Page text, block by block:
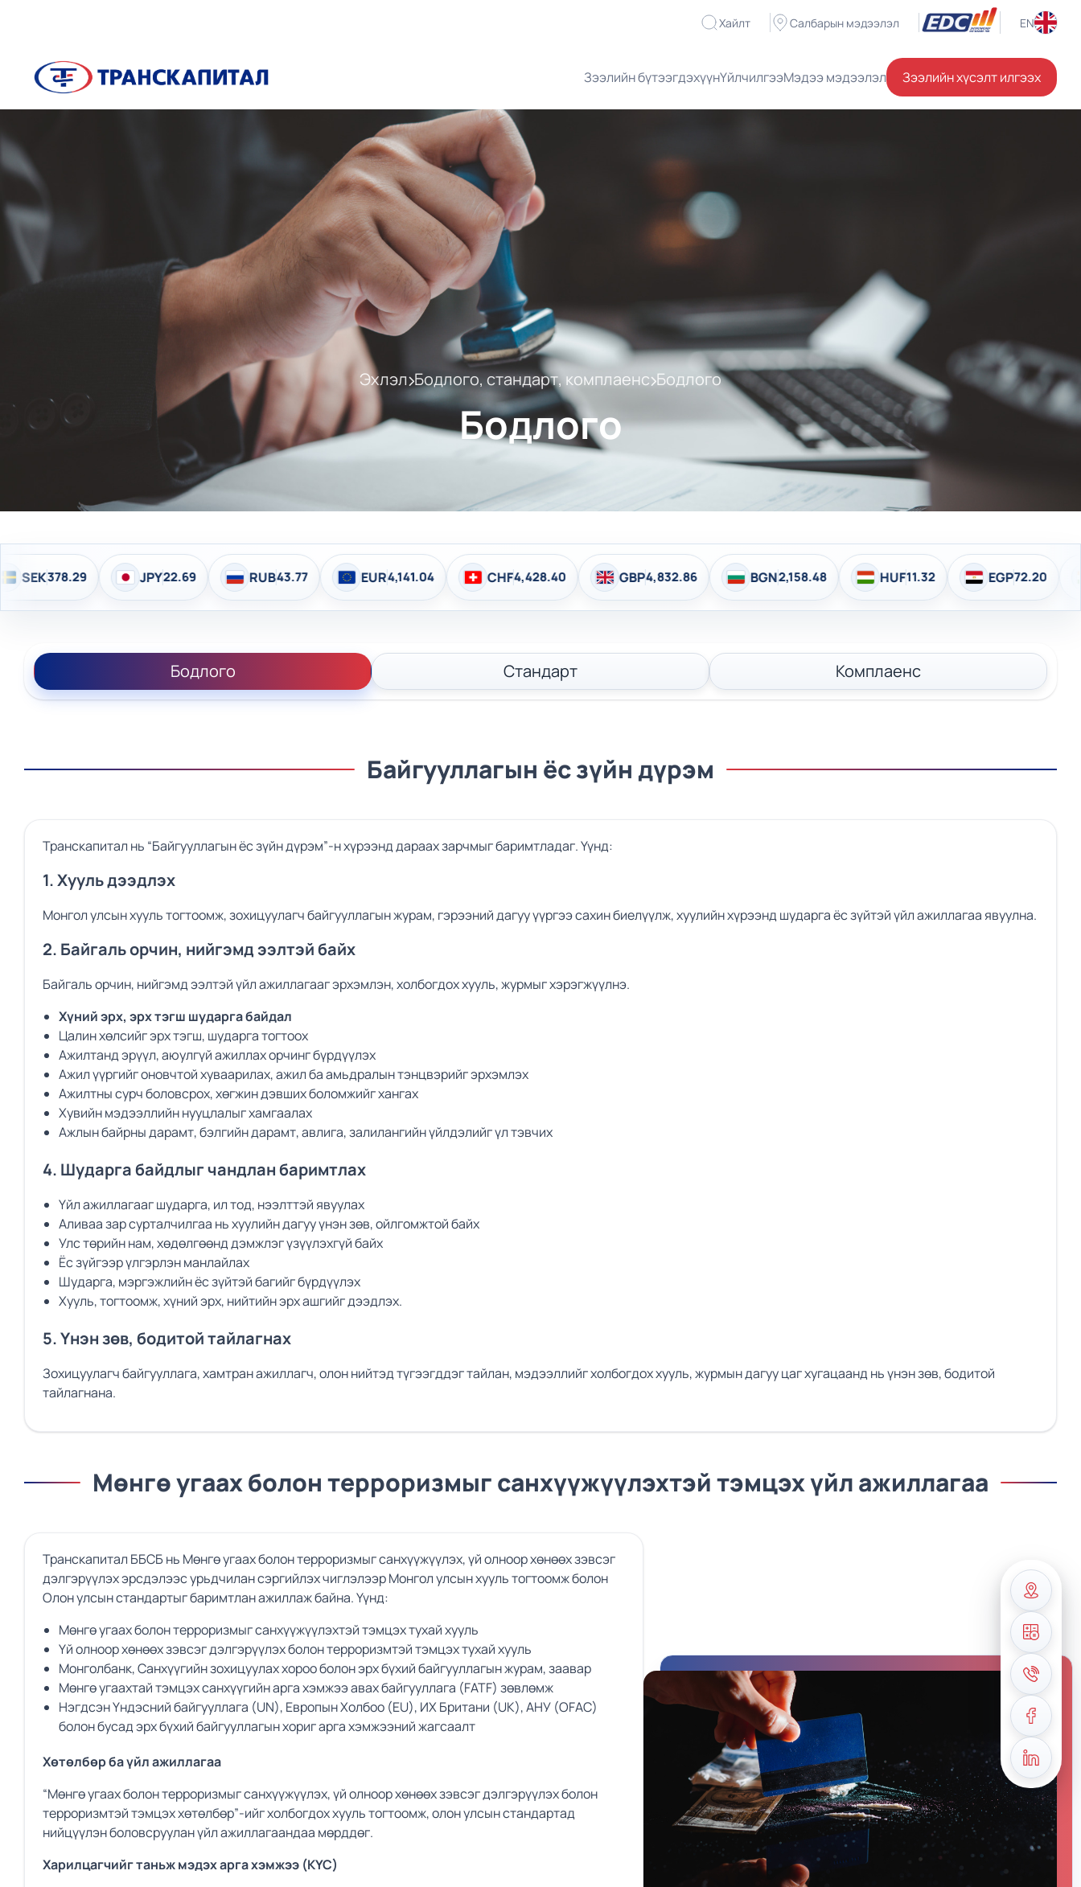
Хайлт Салбарын мэдээлэл EN
Зээлийн бүтээгдэхүүнҮйлчилгээМэдээ мэдээлэл Зээлийн хүсэлт илгээх
Эхлэл Бодлого, стандарт, комплаенс Бодлого
Бодлого
JPY22.69 RUB43.77 EUR4,141.04 CHF4,428.40 GBP4,832.86 BGN2,158.48 HUF11.32 EGP72.20 INR37.73
Бодлого Стандарт Комплаенс
Байгууллагын ёс зүйн дүрэм
Транскапитал нь “Байгууллагын ёс зүйн дүрэм”-н хүрээнд дараах зарчмыг баримтладаг. Үүнд:
1. Хууль дээдлэх
Монгол улсын хууль тогтоомж, зохицуулагч байгууллагын журам, гэрээний дагуу үүргээ сахин биелүүлж, хуулийн хүрээнд шударга ёс зүйтэй үйл ажиллагаа явуулна.
2. Байгаль орчин, нийгэмд ээлтэй байх
Байгаль орчин, нийгэмд ээлтэй үйл ажиллагааг эрхэмлэн, холбогдох хууль, журмыг хэрэгжүүлнэ.
Хүний эрх, эрх тэгш шударга байдал
Цалин хөлсийг эрх тэгш, шударга тогтоох
Ажилтанд эрүүл, аюулгүй ажиллах орчинг бүрдүүлэх
Ажил үүргийг оновчтой хуваарилах, ажил ба амьдралын тэнцвэрийг эрхэмлэх
Ажилтны сурч боловсрох, хөгжин дэвших боломжийг хангах
Хувийн мэдээллийн нууцлалыг хамгаалах
Ажлын байрны дарамт, бэлгийн дарамт, авлига, залилангийн үйлдэлийг үл тэвчих
4. Шударгабайдлыгчандлан баримтлах
Үйл ажиллагааг шударга, ил тод, нээлттэй явуулах
Аливаа зар сурталчилгаа нь хуулийн дагуу үнэн зөв, ойлгомжтой байх
Улс төрийн нам, хөдөлгөөнд дэмжлэг үзүүлэхгүй байх
Ёс зүйгээр үлгэрлэн манлайлах
Шударга, мэргэжлийн ёс зүйтэй багийг бүрдүүлэх
Хууль, тогтоомж, хүний эрх, нийтийн эрх ашгийг дээдлэх.
5. Үнэн зөв, бодитой тайлагнах
Зохицуулагч байгууллага, хамтран ажиллагч, олон нийтэд түгээгддэг тайлан, мэдээллийг холбогдох хууль, журмын дагуу цаг хугацаанд нь үнэн зөв, бодитой
тайлагнана.
Мөнгө угаах болон терроризмыг санхүүжүүлэхтэй тэмцэх үйл ажиллагаа
Транскапитал ББСБ нь Мөнгө угаах болон терроризмыг санхүүжүүлэх, үй олноор хөнөөх зэвсэг
дэлгэрүүлэх эрсдэлээс урьдчилан сэргийлэх чиглэлээр Монгол улсын хууль тогтоомж болон
Олон улсын стандартыг баримтлан ажиллаж байна. Үүнд:
Мөнгө угаах болон терроризмыг санхүүжүүлэхтэй тэмцэх тухай хууль
Үй олноор хөнөөх зэвсэг дэлгэрүүлэх болон терроризмтэй тэмцэх тухай хууль
Монголбанк, Санхүүгийн зохицуулах хороо болон эрх бүхий байгууллагын журам, заавар
Мөнгө угаахтай тэмцэх санхүүгийн арга хэмжээ авах байгууллага (FATF) зөвлөмж
Нэгдсэн Үндэсний байгууллага (UN), Европын Холбоо (EU), ИХ Британи (UK), АНУ (OFAC)
болон бусад эрх бүхий байгууллагын хориг арга хэмжээний жагсаалт
Хөтөлбөр ба үйл ажиллагаа
“Мөнгө угаах болон терроризмыг санхүүжүүлэх, үй олноор хөнөөх зэвсэг дэлгэрүүлэх болон
терроризмтэй тэмцэх хөтөлбөр”-ийг холбогдох хууль тогтоомж, олон улсын стандартад
нийцүүлэн боловсруулан үйл ажиллагаандаа мөрддөг.
Харилцагчийг таньж мэдэх арга хэмжээ (KYC)